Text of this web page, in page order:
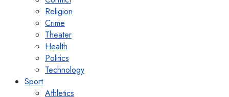
Religion
Crime
Theater
Health
Politics
Technology
Sport
Athletics